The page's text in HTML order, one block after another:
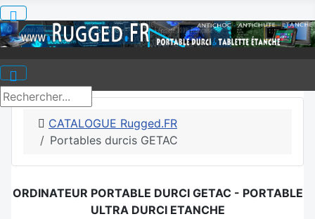
CATALOGUE Rugged.FR
Portables durcis GETAC
ORDINATEUR PORTABLE DURCI GETAC - PORTABLE
ULTRA DURCI ETANCHE